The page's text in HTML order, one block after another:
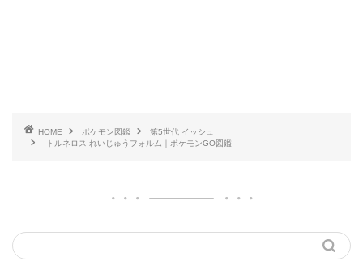
HOME ポケモン図鑑
第5世代 イッシュ
トルネロス れいじゅうフォルム｜ポケモンGO図鑑